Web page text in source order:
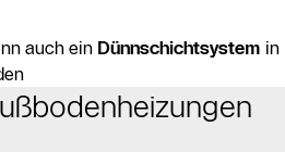
auch ein Dünnschichtsystem in